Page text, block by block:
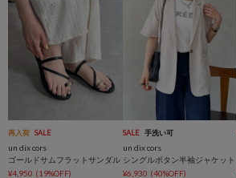
再入荷 SALE
un dix cors
ゴールドサムフラットサンダル
¥4,950 (19%OFF)
SALE 手洗い可
un dix cors
シングルボタン半袖ジャケット
¥6,930 (40%OFF)